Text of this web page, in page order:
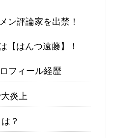
ン評論家を出禁！
【はんつ遠藤】！
フィール経歴
炎上
？